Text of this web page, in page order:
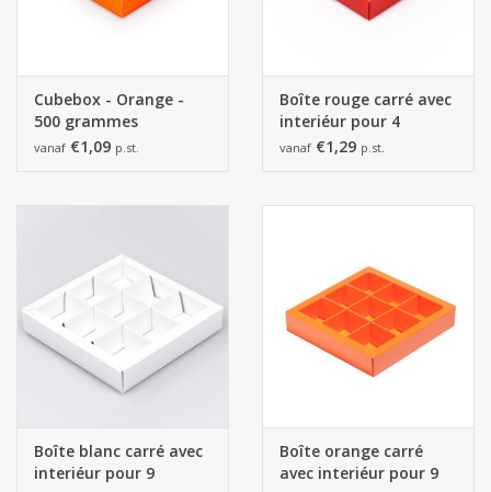
Cubebox - Orange -
500 grammes
vanaf €1,09 p.st.
Boîte rouge carré avec
interiéur pour 4
pralines
vanaf €1,29 p.st.
Boîte blanc carré avec
interiéur pour 9
Boîte orange carré
avec interiéur pour 9